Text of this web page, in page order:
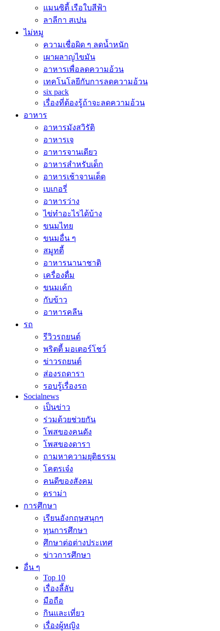
แมนซิตี้ เรือใบสีฟ้า
ลาลีกา สเปน
ไม่หมู
ความเชื่อผิด ๆ ลดน้ำหนัก
เผาผลาญไขมัน
อาหารเพื่อลดความอ้วน
เทคโนโลยีกับการลดความอ้วน
six pack
เรื่องที่ต้องรู้ถ้าจะลดความอ้วน
อาหาร
อาหารมังสวิรัติ
อาหารเจ
อาหารจานเดียว
อาหารสำหรับเด็ก
อาหารเช้าจานเด็ด
เบเกอรี่
อาหารว่าง
ไข่ทำอะไรได้บ้าง
ขนมไทย
ขนมอื่น ๆ
สมูทตี้
อาหารนานาชาติ
เครื่องดื่ม
ขนมเค้ก
กับข้าว
อาหารคลีน
รถ
รีวิวรถยนต์
พริตตี้ มอเตอร์โชว์
ข่าวรถยนต์
ส่องรถดารา
รอบรู้เรื่องรถ
Socialnews
เป็นข่าว
ร่วมด้วยช่วยกัน
โพสของคนดัง
โพสของดารา
ถามหาความยุติธรรม
โคตรเจ๋ง
คนดีของสังคม
ดราม่า
การศึกษา
เรียนอังกฤษสนุกๆ
ทุนการศึกษา
ศึกษาต่อต่างประเทศ
ข่าวการศึกษา
อื่น ๆ
Top 10
เรื่องลี้ลับ
มือถือ
กินและเที่ยว
เรื่องผู้หญิง